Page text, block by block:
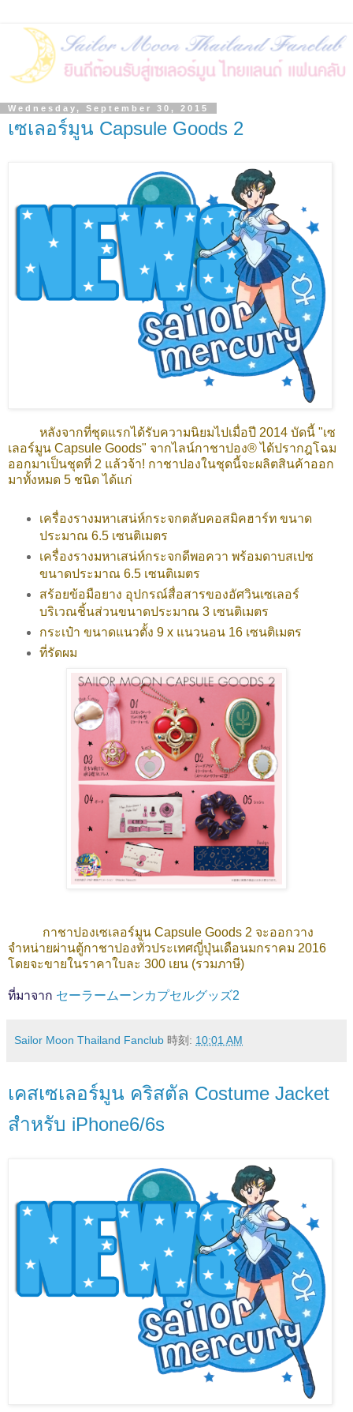
Wednesday, September 30, 2015
เซเลอร์มูน Capsule Goods 2
หลังจากที่ชุดแรกได้รับความนิยมไปเมื่อปี 2014 บัดนี้ "เซ
เลอร์มูน Capsule Goods" จากไลน์กาชาปอง® ได้ปรากฎโฉม
ออกมาเป็นชุดที่ 2 แล้วจ้า! กาชาปองในชุดนี้จะผลิตสินค้าออก
มาทั้งหมด 5 ชนิด ได้แก่
เครื่องรางมหาเสน่ห์กระจกตลับคอสมิคฮาร์ท ขนาด
ประมาณ 6.5 เซนติเมตร
เครื่องรางมหาเสน่ห์กระจกดีพอควา พร้อมดาบสเปซ
ขนาดประมาณ 6.5 เซนติเมตร
สร้อยข้อมือยาง อุปกรณ์สื่อสารของอัศวินเซเลอร์
บริเวณชิ้นส่วนขนาดประมาณ 3 เซนติเมตร
กระเป๋า ขนาดแนวตั้ง 9 x แนวนอน 16 เซนติเมตร
ที่รัดผม
กาชาปองเซเลอร์มูน Capsule Goods 2 จะออกวาง
จำหน่ายผ่านตู้กาชาปองทั่วประเทศญี่ปุ่นเดือนมกราคม 2016
โดยจะขายในราคาใบละ 300 เยน (รวมภาษี)
ที่มาจาก セーラームーンカプセルグッズ2
Sailor Moon Thailand Fanclub 時刻: 10:01 AM
เคสเซเลอร์มูน คริสตัล Costume Jacket
สำหรับ iPhone6/6s